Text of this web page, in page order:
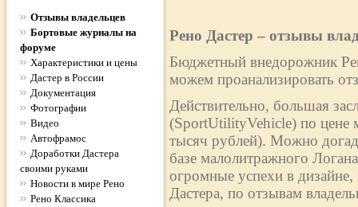
Отзывы владельцев
Бортовые журналы на
форуме
Характеристики и цены
Дастер в России
Документация
Фотографии
Видео
Автофрамос
Доработки Дастера
своими руками
Новости в мире Рено
Рено Классика
Рено Дастер – отзывы
Бюджетный внедорожник
можем проанализировать
Действительно, большая
(SportUtilityVehicle) по цене
тысяч рублей). Можно
базе малолитражного
огромные успехи в
Дастера, по отзывам